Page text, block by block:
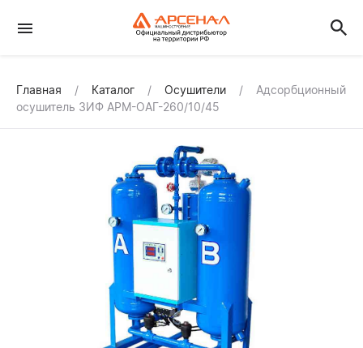
Главная Каталог Осушители
Адсорбционный
осушитель ЗИФ АРМ-ОАГ-260/10/45